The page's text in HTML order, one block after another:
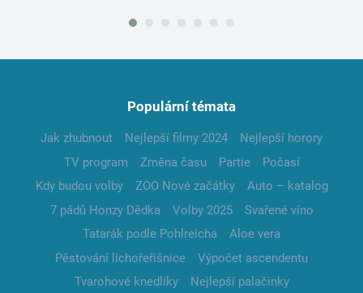
Populární témata
Jak zhubnout Nejlepší filmy 2024
Nejlepší horory
TV program
Změna času Partie
Počasí
Kdy budou volby
ZOO Nové začátky
Auto – katalog
7 pádů Honzy Dědka
Volby 2025
Svařené víno
Tatarák podle Pohlreicha
Aloe vera
Pěstování lichořeřišnice
Výpočet ascendentu
Tvarohové knedlíky
Nejlepší palačinky